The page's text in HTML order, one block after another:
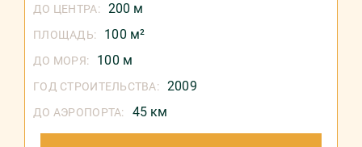
ДО ЦЕНТРА: 200 м
ПЛОЩАДЬ: 100 м²
ДО МОРЯ: 100 м
ГОД СТРОИТЕЛЬСТВА: 2009
ДО АЭРОПОРТА: 45 км